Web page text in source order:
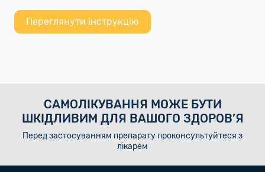
Переглянути інструкцію
САМОЛІКУВАННЯ МОЖЕ БУТИ
ШКІДЛИВИМ ДЛЯ ВАШОГО ЗДОРОВ’Я
Перед застосуванням препарату проконсультуйтеся з
лікарем